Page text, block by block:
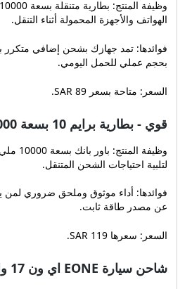
الهواتف والأجهزة المحمولة أثناء التنقل.
فوائدها: تمد جهازك بشحن إضافي
بحجم عملي للحمل اليومي.
السعر: متاحة بسعر 89 SAR.
قوي - بطارية برايم 10 بسعة 10000 ملي امبير
وظيفة
لتلبية احتياجات الشحن المتنقل.
فوائدها: أداء موثوق وملحق ضروري لمن
عن مصدر طاقة ثابت.
السعر: سعرها 119 SAR.
شاحن سيارة EONE اي ون 17 واط | منفذين USB